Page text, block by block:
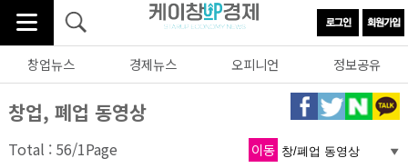
창업뉴스 경제뉴스 오피니언 정보공유
창업, 폐업 동영상
Total : 56/1Page 이동